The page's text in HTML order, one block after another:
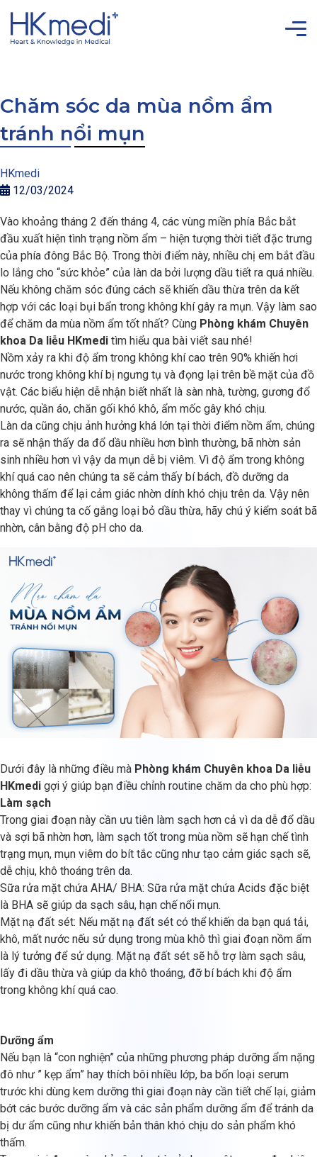
Chăm sóc da mùa nồm ẩm
tránh nổi mụn
HKmedi
12/03/2024
Vào khoảng tháng 2 đến tháng 4, các vùng miền phía Bắc bắt
đầu xuất hiện tình trạng nồm ẩm – hiện tượng thời tiết đặc trưng
của phía đông Bắc Bộ. Trong thời điểm này, nhiều chị em bắt đầu
lo lắng cho “sức khỏe” của làn da bởi lượng dầu tiết ra quá nhiều.
Nếu không chăm sóc đúng cách sẽ khiến dầu thừa trên da kết
hợp với các loại bụi bẩn trong không khí gây ra mụn. Vậy làm sao
để chăm da mùa nồm ẩm tốt nhất? Cùng Phòng khám Chuyên
khoa Da liễu HKmedi tìm hiểu qua bài viết sau nhé!
Nồm xảy ra khi độ ẩm trong không khí cao trên 90% khiến hơi
nước trong không khí bị ngưng tụ và đọng lại trên bề mặt của đồ
vật. Các biểu hiện dễ nhận biết nhất là sàn nhà, tường, gương đổ
nước, quần áo, chăn gối khó khô, ẩm mốc gây khó chịu.
Làn da cũng chịu ảnh hưởng khá lớn tại thời điểm nồm ẩm, chúng
ra sẽ nhận thấy da đổ dầu nhiều hơn bình thường, bã nhờn sản
sinh nhiều hơn vì vậy da mụn dễ bị viêm. Vì độ ẩm trong không
khí quá cao nên chúng ta sẽ cảm thấy bí bách, đồ dưỡng da
không thấm để lại cảm giác nhờn dính khó chịu trên da. Vậy nên
thay vì chúng ta cố gắng loại bỏ dầu thừa, hãy chú ý kiểm soát bã
nhờn, cân bằng độ pH cho da.
Dưới đây là những điều mà Phòng khám Chuyên khoa Da liễu
HKmedi gợi ý giúp bạn điều chỉnh routine chăm da cho phù hợp:
Làm sạch
Trong giai đoạn này cần ưu tiên làm sạch hơn cả vì da dễ đổ dầu
và sợi bã nhờn hơn, làm sạch tốt trong mùa nồm sẽ hạn chế tình
trạng mụn, mụn viêm do bít tắc cũng như tạo cảm giác sạch sẽ,
dễ chịu, khô thoáng trên da.
Sữa rửa mặt chứa AHA/ BHA: Sữa rửa mặt chứa Acids đặc biệt
là BHA sẽ giúp da sạch sâu, hạn chế nổi mụn.
Mặt nạ đất sét: Nếu mặt nạ đất sét có thể khiến da bạn quá tải,
khô, mất nước nếu sử dụng trong mùa khô thì giai đoạn nồm ẩm
là lý tưởng để sử dụng. Mặt nạ đất sét sẽ hỗ trợ làm sạch sâu,
lấy đi dầu thừa và giúp da khô thoáng, đỡ bí bách khi độ ẩm
trong không khí quá cao.
Dưỡng ẩm
Nếu bạn là “con nghiện” của những phương pháp dưỡng ẩm nặng
đô như ” kẹp ẩm” hay thích bôi nhiều lớp, ba bốn loại serum
trước khi dùng kem dưỡng thì giai đoạn này cần tiết chế lại, giảm
bớt các bước dưỡng ẩm và các sản phẩm dưỡng ẩm để tránh da
bị dư ẩm cũng như khiến bản thân khó chịu do sản phẩm khó
thấm.